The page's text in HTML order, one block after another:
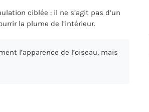
ciblée : il ne s’agit pas d’un
la plume de l’intérieur.
l’apparence de l’oiseau, mais